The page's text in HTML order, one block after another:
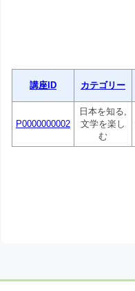
講座ID カテゴリー
P0000000002
日本を知る,
文学を楽し
む